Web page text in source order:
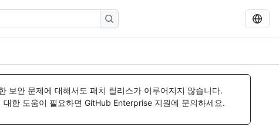
보안 문제에 대해서도 패치 릴리스가 이루어지지 않습니다.
대한 도움이 필요하면 GitHub Enterprise 지원에 문의하세요.